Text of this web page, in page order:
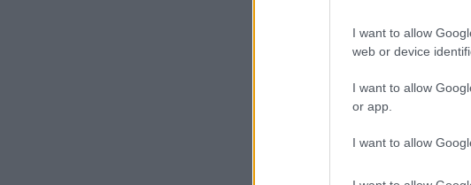
I want to allow
web or device
I want to allow
or app.
I want to allow